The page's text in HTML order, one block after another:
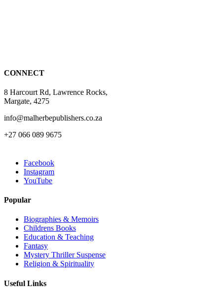
CONNECT
8 Harcourt Rd, Lawrence Rocks,
Margate, 4275
info@malherbepublishers.co.za
+27 066 089 9675
Facebook
Instagram
YouTube
Popular
Biographies & Memoirs
Childrens Books
Education & Teaching
Fantasy
Mystery Thriller Suspense
Religion & Spirituality
Useful Links